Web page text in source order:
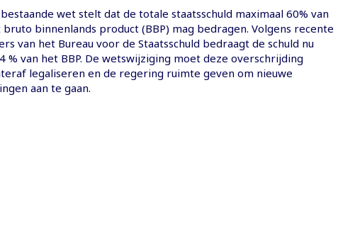
wet stelt dat de totale staatsschuld maximaal 60% van
bruto binnenlands product (BBP) mag bedragen. Volgens recente
van het Bureau voor de Staatsschuld bedraagt de schuld nu
% van het BBP. De wetswijziging moet deze overschrijding
legaliseren en de regering ruimte geven om nieuwe
aan te gaan.